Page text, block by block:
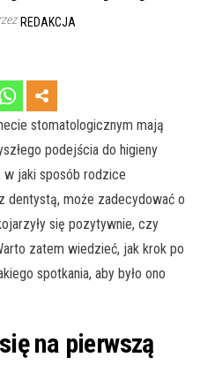
REDAKCJA
stomatologicznym mają
podejścia do higieny
w jaki sposób rodzice
dentystą, może zadecydować o
się pozytywnie, czy
zatem wiedzieć, jak krok po
spotkania, aby było ono
na pierwszą